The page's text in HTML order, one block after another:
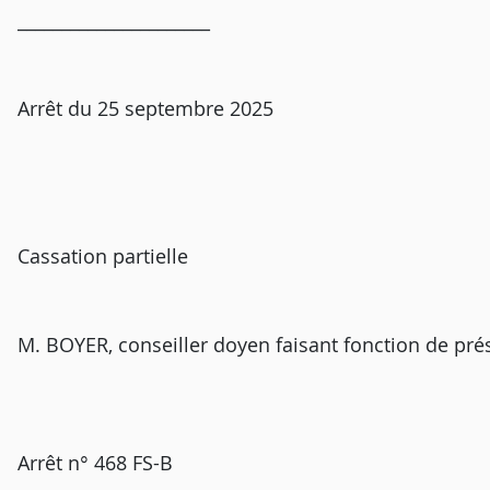
Arrêt du 25 septembre 2025
Cassation partielle
M. BOYER, conseiller doyen faisant fonction de
Arrêt n° 468 FS-B